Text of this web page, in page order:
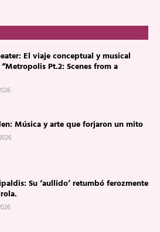
El viaje conceptual y musical
Pt.2: Scenes from a
Música y arte que forjaron un mito
Su ‘aullido’ retumbó ferozmente